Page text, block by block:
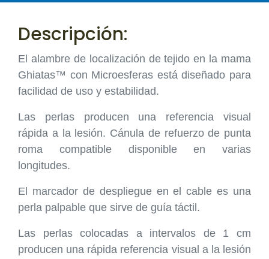
Descripción:
El alambre de localización de tejido en la mama
Ghiatas™ con Microesferas está diseñado para
facilidad de uso y estabilidad.
Las perlas producen una referencia visual
rápida a la lesión. Cánula de refuerzo de punta
roma compatible disponible en varias
longitudes.
El marcador de despliegue en el cable es una
perla palpable que sirve de guía táctil.
Las perlas colocadas a intervalos de 1 cm
producen una rápida referencia visual a la lesión